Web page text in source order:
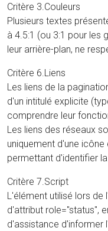
Critère 3.Couleurs
Plusieurs textes
à 4.5:1 (ou 3:1 pour les
leur arrière-plan, ne
Critère 6.Liens
Les liens de la
d'un intitulé explicite
comprendre leur
Les liens des réseaux
uniquement d'une
permettant d'identifier
Critère 7.Script
L'élément utilisé lors de
d'attribut role="status",
d'assistance d'informer